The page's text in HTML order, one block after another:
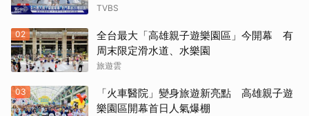
TVBS
02
全台最大「高雄親子遊樂園區」今開幕 有
周末限定滑水道、水樂園
旅遊雲
03
「火車醫院」變身旅遊新亮點 高雄親子遊
樂園區開幕首日人氣爆棚